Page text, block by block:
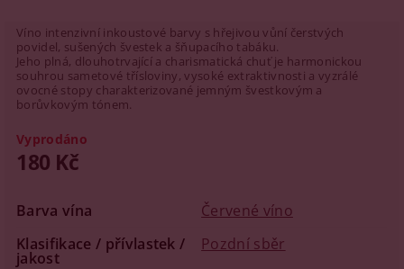
Víno intenzivní inkoustové barvy s hřejivou vůní čerstvých
povidel, sušených švestek a šňupacího tabáku.
Jeho plná, dlouhotrvající a charismatická chuť je harmonickou
souhrou sametové třísloviny, vysoké extraktivnosti a vyzrálé
ovocné stopy charakterizované jemným švestkovým a
borůvkovým tónem.
Vyprodáno
180 Kč
Barva vína
Červené víno
Klasifikace / přívlastek /
jakost
Pozdní sběr